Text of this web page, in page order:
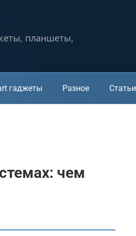
планшеты,
гаджеты Разное Статьи
чем